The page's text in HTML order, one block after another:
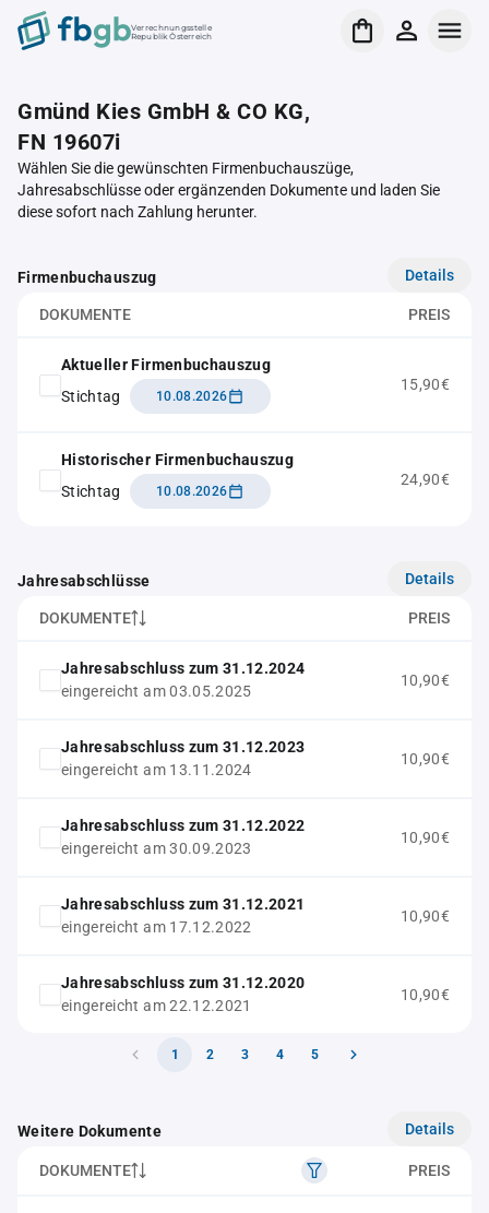
Verrechnungsstelle
Republik Österreich
Gmünd Kies GmbH & CO KG,
FN 19607i
Wählen Sie die gewünschten Firmenbuchauszüge,
Jahresabschlüsse oder ergänzenden Dokumente und laden Sie
diese sofort nach Zahlung herunter.
Firmenbuchauszug Details
DOKUMENTE PREIS
Aktueller Firmenbuchauszug
Stichtag
10.08.2026
15,90€
Historischer Firmenbuchauszug
Stichtag
10.08.2026
24,90€
Jahresabschlüsse Details
DOKUMENTE PREIS
Jahresabschluss zum 31.12.2024
eingereicht am 03.05.2025
10,90€
Jahresabschluss zum 31.12.2023
eingereicht am 13.11.2024
10,90€
Jahresabschluss zum 31.12.2022
eingereicht am 30.09.2023
10,90€
Jahresabschluss zum 31.12.2021
eingereicht am 17.12.2022
10,90€
Jahresabschluss zum 31.12.2020
eingereicht am 22.12.2021
10,90€
1 2 3 4 5
Weitere Dokumente Details
DOKUMENTE PREIS